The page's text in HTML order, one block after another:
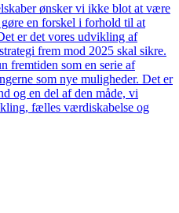
ønsker vi ikke blot at være
en forskel i forhold til at
er det vores udvikling af
frem mod 2025 skal sikre.
fremtiden som en serie af
som nye muligheder. Det er
og en del af den måde, vi
fælles værdiskabelse og